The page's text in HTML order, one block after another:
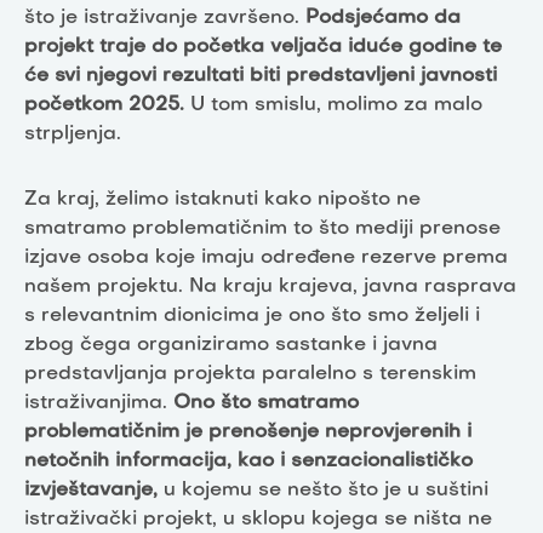
što je istraživanje završeno. Podsjećamo da
projekt traje do početka veljača iduće godine te
će svi njegovi rezultati biti predstavljeni javnosti
početkom 2025. U tom smislu, molimo za malo
strpljenja.
Za kraj, želimo istaknuti kako nipošto ne
smatramo problematičnim to što mediji prenose
izjave osoba koje imaju određene rezerve prema
našem projektu. Na kraju krajeva, javna rasprava
s relevantnim dionicima je ono što smo željeli i
zbog čega organiziramo sastanke i javna
predstavljanja projekta paralelno s terenskim
istraživanjima. Ono što smatramo
problematičnim je prenošenje neprovjerenih i
netočnih informacija, kao i senzacionalističko
izvještavanje, u kojemu se nešto što je u suštini
istraživački projekt, u sklopu kojega se ništa ne